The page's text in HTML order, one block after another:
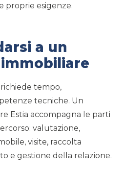
proprie esigenze.
a un
tempo,
tecniche. Un
Estia accompagna le parti
valutazione,
visite, raccolta
e gestione della relazione.